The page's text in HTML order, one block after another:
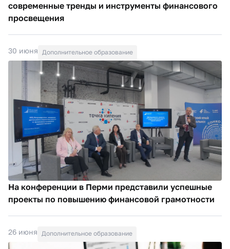
современные тренды и инструменты финансового
просвещения
30 июня Дополнительное образование
На конференции в Перми представили успешные
проекты по повышению финансовой грамотности
26 июня Дополнительное образование